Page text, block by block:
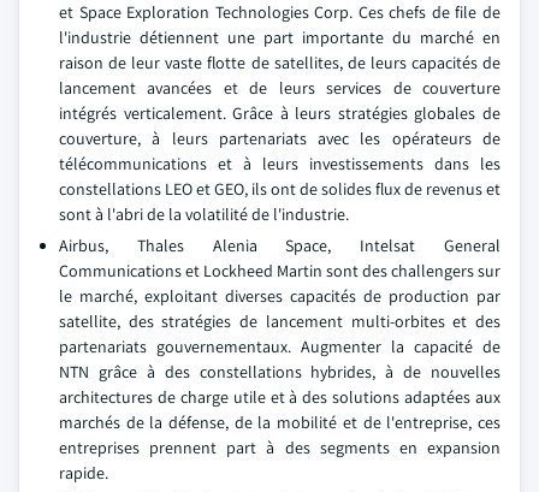
et Space Exploration Technologies Corp. Ces chefs de file de
l'industrie détiennent une part importante du marché en
raison de leur vaste flotte de satellites, de leurs capacités de
lancement avancées et de leurs services de couverture
intégrés verticalement. Grâce à leurs stratégies globales de
couverture, à leurs partenariats avec les opérateurs de
télécommunications et à leurs investissements dans les
constellations LEO et GEO, ils ont de solides flux de revenus et
sont à l'abri de la volatilité de l'industrie.
Airbus, Thales Alenia Space, Intelsat General
Communications et Lockheed Martin sont des challengers sur
le marché, exploitant diverses capacités de production par
satellite, des stratégies de lancement multi-orbites et des
partenariats gouvernementaux. Augmenter la capacité de
NTN grâce à des constellations hybrides, à de nouvelles
architectures de charge utile et à des solutions adaptées aux
marchés de la défense, de la mobilité et de l'entreprise, ces
entreprises prennent part à des segments en expansion
rapide.